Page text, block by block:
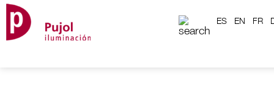
ES EN FR